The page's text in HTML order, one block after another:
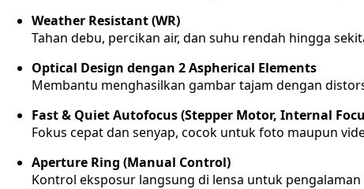
Weather Resistant (WR)
Tahan debu, percikan air, dan suhu rendah hingga
Optical Design dengan 2 Aspherical Elements
Membantu menghasilkan gambar tajam dengan
Fast & Quiet Autofocus (Stepper Motor, Internal
Fokus cepat dan senyap, cocok untuk foto maupun
Aperture Ring (Manual Control)
Kontrol eksposur langsung di lensa untuk